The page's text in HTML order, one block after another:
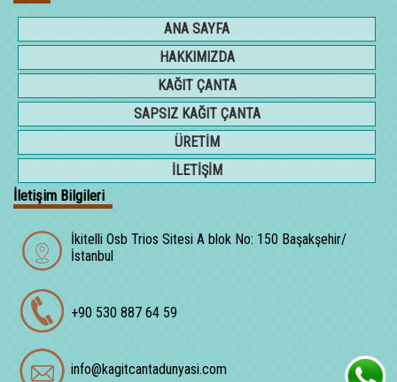
ANA SAYFA
HAKKIMIZDA
KAĞIT ÇANTA
SAPSIZ KAĞIT ÇANTA
ÜRETİM
İLETİŞİM
İletişim Bilgileri
İkitelli Osb Trios Sitesi A blok No: 150 Başakşehir/
İstanbul
+90 530 887 64 59
info@kagitcantadunyasi.com